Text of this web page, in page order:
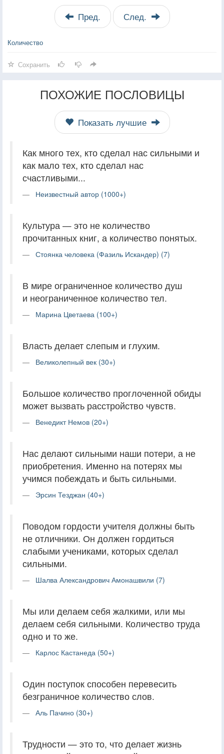
Пред. След.
Количество
Сохранить
ПОХОЖИЕ ПОСЛОВИЦЫ
Показать лучшие
Как много тех, кто сделал нас сильными и
как мало тех, кто сделал нас
счастливыми...
Неизвестный автор (1000+)
Культура — это не количество
прочитанных книг, а количество понятых.
Стоянка человека (Фазиль Искандер) (7)
В мире ограниченное количество душ
и неограниченное количество тел.
Марина Цветаева (100+)
Власть делает слепым и глухим.
Великолепный век (30+)
Большое количество проглоченной обиды
может вызвать расстройство чувств.
Венедикт Немов (20+)
Нас делают сильными наши потери, а не
приобретения. Именно на потерях мы
учимся побеждать и быть сильными.
Эрсин Тезджан (40+)
Поводом гордости учителя должны быть
не отличники. Он должен гордиться
слабыми учениками, которых сделал
сильными.
Шалва Александрович Амонашвили (7)
Мы или делаем себя жалкими, или мы
делаем себя сильными. Количество труда
одно и то же.
Карлос Кастанеда (50+)
Один поступок способен перевесить
безграничное количество слов.
Аль Пачино (30+)
Трудности — это то, что делает жизнь